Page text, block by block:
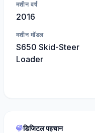
मशीन वर्ष
2016
मशीन मॉडल
S650 Skid-Steer
Loader
डिजिटल पहचान